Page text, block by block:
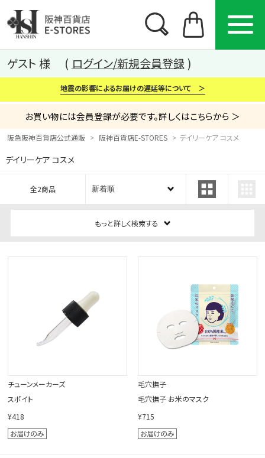
カテゴリー ブランド 特集
から探す
ゲスト 様 ログイン/新規会員登録
地震の影響によるお届けの遅延等について ＞
お買い物には会員登録が必要です。詳しくはこちらから ＞
阪急阪神百貨店公式通販 阪神百貨店E-STORES デイリーケア コスメ
デイリーケア コスメ
全2商品
もっと詳しく検索する
チューンメーカーズ
スポイト
¥418
毛穴撫子
毛穴撫子 お米のマスク
¥715